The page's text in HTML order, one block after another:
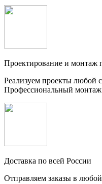
Проектирование и монтаж
Реализуем проекты любой
Профессиональный монтаж
Доставка по всей России
Отправляем заказы в